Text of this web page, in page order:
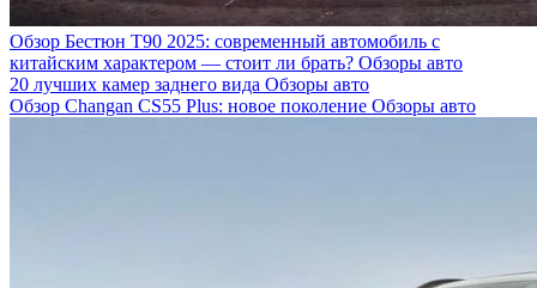
Обзор Бестюн T90 2025: современный автомобиль с
китайским характером — стоит ли брать? Обзоры авто
20 лучших камер заднего вида Обзоры авто
Обзор Changan CS55 Plus: новое поколение Обзоры авто